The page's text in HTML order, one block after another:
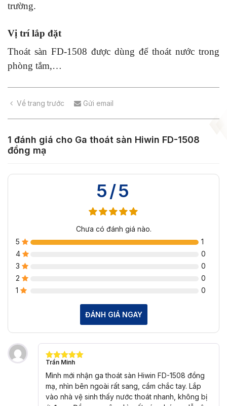
trường.
Vị trí lắp đặt
Thoát sàn FD-1508 được dùng để thoát nước trong
phòng tắm,…
Về trang trước Gửi email
1 đánh giá cho Ga thoát sàn Hiwin FD-1508
đồng mạ
5/5
Chưa có đánh giá nào.
5
1
4
0
3
0
2
0
1
0
ĐÁNH GIÁ NGAY
Được xếp
hạng
5
sao
Trần Minh
Mình mới nhận ga thoát sàn Hiwin FD-1508 đồng
mạ, nhìn bên ngoài rất sang, cầm chắc tay. Lắp
vào nhà vệ sinh thấy nước thoát nhanh, không bị